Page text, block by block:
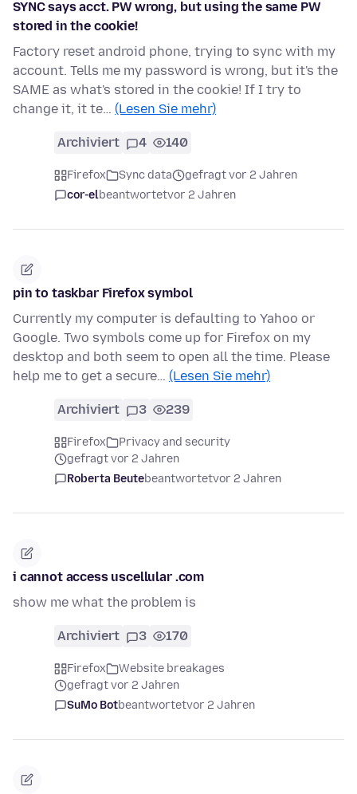
SYNC says acct. PW wrong, but using the same PW
stored in the cookie!
Factory reset android phone, trying to sync with my
account. Tells me my password is wrong, but it's the
SAME as what's stored in the cookie! If I try to
change it, it te… (Lesen Sie mehr)
Archiviert 4 140
Firefox Sync data
gefragt vor 2 Jahren
cor-elbeantwortetvor 2 Jahren
pin to taskbar Firefox symbol
Currently my computer is defaulting to Yahoo or
Google. Two symbols come up for Firefox on my
desktop and both seem to open all the time. Please
help me to get a secure… (Lesen Sie mehr)
Archiviert 3 239
Firefox
Privacy and security
gefragt vor 2 Jahren
Roberta Beutebeantwortetvor 2 Jahren
i cannot access uscellular .com
show me what the problem is
Archiviert 3 170
Firefox
Website breakages
gefragt vor 2 Jahren
SuMo Botbeantwortetvor 2 Jahren